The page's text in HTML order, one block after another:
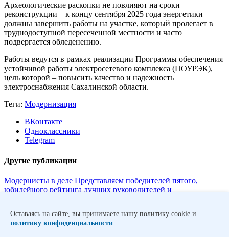
Археологические раскопки не повлияют на сроки
реконструкции – к концу сентября 2025 года энергетики
должны завершить работы на участке, который пролегает в
труднодоступной пересеченной местности и часто
подвергается обледенению.
Работы ведутся в рамках реализации Программы обеспечения
устойчивой работы электросетевого комплекса (ПОУРЭК),
цель которой – повысить качество и надежность
электроснабжения Сахалинской области.
Теги: Модернизация
ВКонтакте
Одноклассники
Telegram
Другие публикации
Модернисты в деле Представляем победителей пятого,
юбилейного рейтинга лучших руководителей и
восстановили подземную часть трубопровода без раскопок.
Системный подход Завершены пусконаладочные работы
Оставаясь на сайте, вы принимаете нашу политику cookie и
политику конфиденциальности